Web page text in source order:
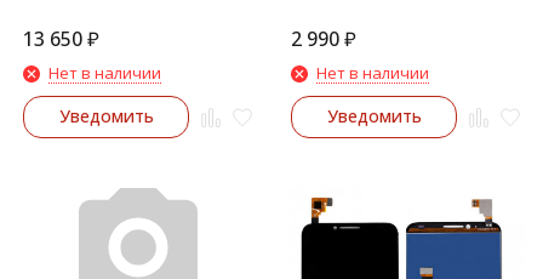
13 650₽
Нет в наличии
Уведомить
2 990₽
Нет в наличии
Уведомить